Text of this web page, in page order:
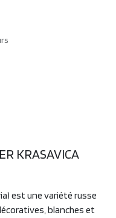
KRASAVICA
est une variété russe
blanches et